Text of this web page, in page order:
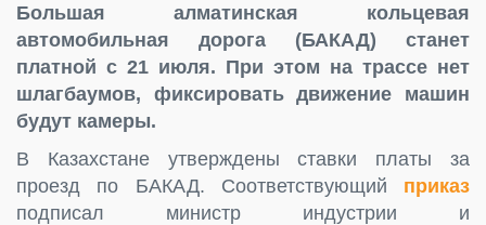
Большая алматинская кольцевая
автомобильная дорога (БАКАД) станет
платной с 21 июля. При этом на трассе нет
шлагбаумов, фиксировать движение машин
будут камеры.
В Казахстане утверждены ставки платы за
проезд по БАКАД. Соответствующий приказ
подписал министр индустрии и